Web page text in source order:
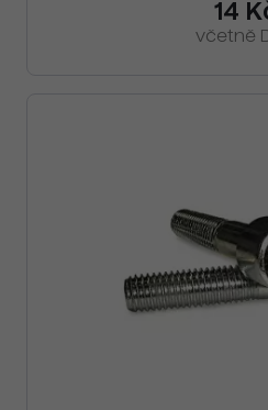
14
včetně